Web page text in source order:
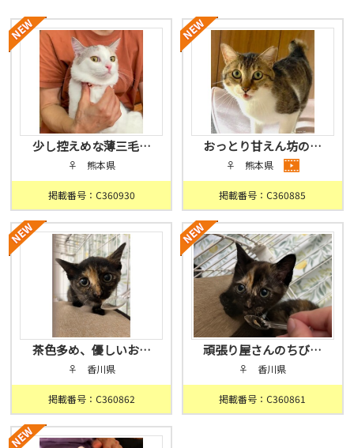
少し控えめな薄三毛…
♀ 熊本県
掲載番号：C360930
おっとり甘えん坊の…
♀ 熊本県
掲載番号：C360885
茶色多め、優しいお…
♀ 香川県
掲載番号：C360862
頑張り屋さんのちび…
♀ 香川県
掲載番号：C360861